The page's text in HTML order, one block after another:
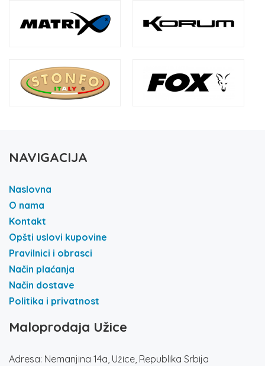
NAVIGACIJA
Naslovna
O nama
Kontakt
Opšti uslovi kupovine
Pravilnici i obrasci
Način plaćanja
Način dostave
Politika i privatnost
Maloprodaja Užice
Adresa: Nemanjina 14a, Užice, Republika Srbija